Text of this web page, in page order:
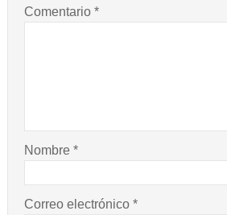
Comentario *
Nombre *
Correo electrónico *